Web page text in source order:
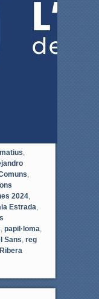
2024,
Estrada
papil·loma
Sans reg
Ribera